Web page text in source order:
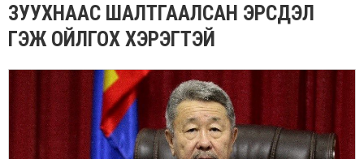
ЗУУХНААС ШАЛТГААЛСАН ЭРСДЭЛ
ГЭЖ ОЙЛГОХ ХЭРЭГТЭЙ